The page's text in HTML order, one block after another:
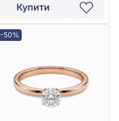
Купити
-50%